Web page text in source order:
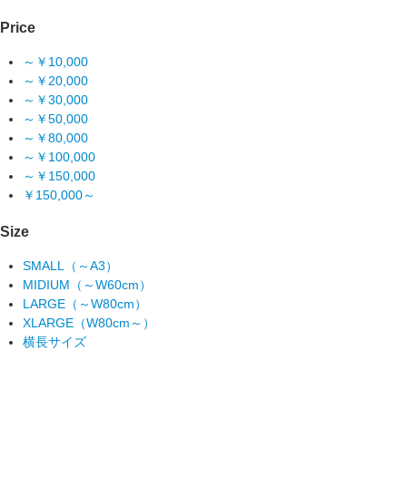
Price
～￥10,000
～￥20,000
～￥30,000
～￥50,000
～￥80,000
～￥100,000
～￥150,000
￥150,000～
Size
SMALL（～A3）
MIDIUM（～W60cm）
LARGE（～W80cm）
XLARGE（W80cm～）
横長サイズ